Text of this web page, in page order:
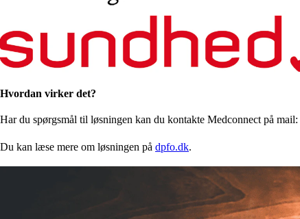
Hvordan virker det?
Har du spørgsmål til løsningen kan du kontakte Medconnect på mail:
Du kan læse mere om løsningen på dpfo.dk.